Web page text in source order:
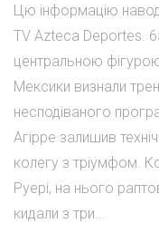
Цю інформацію
TV Azteca Deportes.
центральною
Мексики визнали
несподіваного
Агірре залишив
колегу з тріумфом.
Руері, на нього
кидали з три...